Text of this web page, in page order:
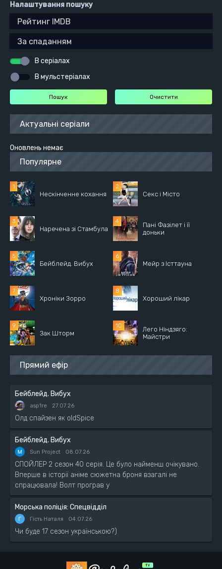
Налаштування пошуку
В серіалах
В мульстеріалах
Актуальні серіали
Оновлень немає
Популярне
Нескінченне кохання Секс і Місто
Наречена зі Стамбула
Пані Фазілет і її
доньки
Бейблейд. Вибух Мейр з Істтауна
Хроніки Зорро Хороший лікар
Зак Шторм
Лего Ніндзяго:
Майстри
Прямий ефір
Бейблейд. Вибух
asp1re 27.07.26
Олд спайзен як oldSpice
Бейблейд. Вибух
Sun Project 08.07.26
СПОЙЛЕР 2 сезон 40 серія. Це було найменш очікувано.
Вперше в історії аніме сюжетна броня взагалі не
спрацювала! Волт програв у
Морська поліція: Спецвідділ
Г Гість Наталя 04.07.26
Чи буде 17 сезон українською?)